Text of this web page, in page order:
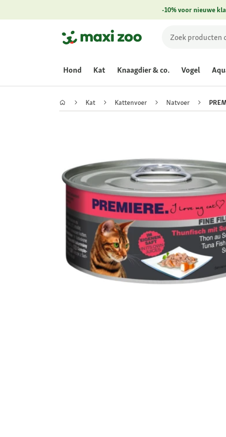
-10% voor nieuwe
Hond Kat Knaagdier & co. Vogel
Kat Kattenvoer Natvoer